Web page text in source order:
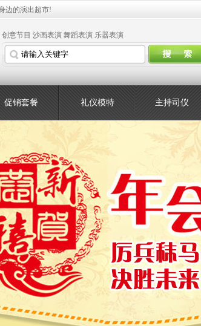
边的演出超市!
创意节目 沙画表演 舞蹈表演 乐器表演
促销套餐 礼仪模特 主持司仪